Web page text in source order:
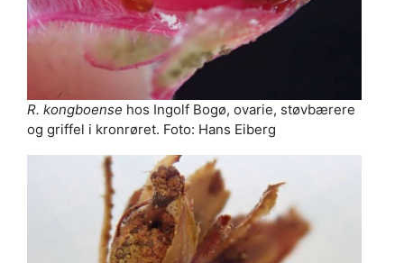
R. kongboense hos Ingolf Bogø, ovarie, støvbærere
og griffel i kronrøret. Foto: Hans Eiberg